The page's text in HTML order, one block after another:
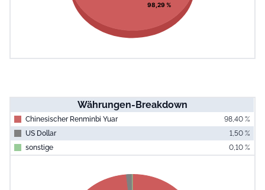
98,29 %
Währungen-Breakdown
Chinesischer Renminbi Yuar
98,40 %
US Dollar
1,50 %
sonstige
0,10 %
Pie chart with 3 slices.